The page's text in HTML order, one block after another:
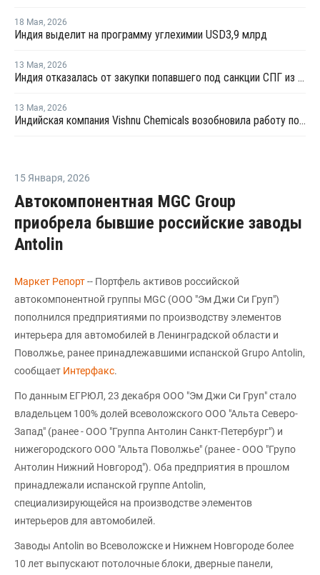
18 Мая, 2026
Индия выделит на программу углехимии USD3,9 млрд
13 Мая, 2026
Индия отказалась от закупки попавшего под санкции СПГ из России
13 Мая, 2026
Индийская компания Vishnu Chemicals возобновила работу после длительного технического обслуживания
15 Января, 2026
Автокомпонентная MGC Group
приобрела бывшие российские заводы
Antolin
Маркет Репорт-- Портфель активов российской
автокомпонентной группы MGC (ООО "Эм Джи Си Груп")
пополнился предприятиями по производству элементов
интерьера для автомобилей в Ленинградской области и
Поволжье, ранее принадлежавшими испанской Grupo Antolin,
сообщает Интерфакс.
По данным ЕГРЮЛ, 23 декабря ООО "Эм Джи Си Груп" стало
владельцем 100% долей всеволожского ООО "Альта Северо-
Запад" (ранее - ООО "Группа Антолин Санкт-Петербург") и
нижегородского ООО "Альта Поволжье" (ранее - ООО "Групо
Антолин Нижний Новгород"). Оба предприятия в прошлом
принадлежали испанской группе Antolin,
специализирующейся на производстве элементов
интерьеров для автомобилей.
Заводы Antolin во Всеволожске и Нижнем Новгороде более
10 лет выпускают потолочные блоки, дверные панели,